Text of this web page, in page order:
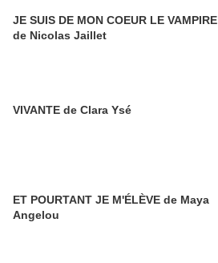
JE SUIS DE MON COEUR LE VAMPIRE
de Nicolas Jaillet
VIVANTE de Clara Ysé
ET POURTANT JE M'ÉLÈVE de Maya
Angelou